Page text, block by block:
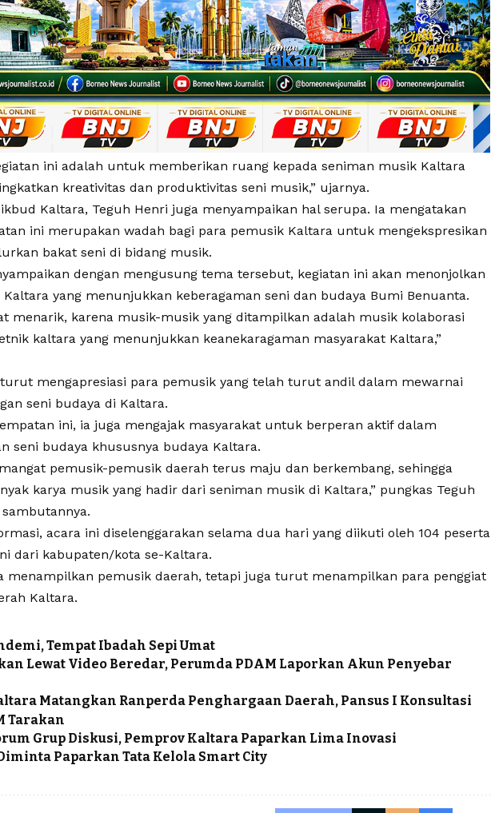
ini adalah untuk memberikan ruang kepada seniman musik Kaltara
kreativitas dan produktivitas seni musik,” ujarnya.
Kaltara, Teguh Henri juga menyampaikan hal serupa. Ia mengatakan
ini merupakan wadah bagi para pemusik Kaltara untuk mengekspresikan
bakat seni di bidang musik.
dengan mengusung tema tersebut, kegiatan ini akan menonjolkan
yang menunjukkan keberagaman seni dan budaya Bumi Benuanta.
menarik, karena musik-musik yang ditampilkan adalah musik kolaborasi
kaltara yang menunjukkan keanekaragaman masyarakat Kaltara,”
mengapresiasi para pemusik yang telah turut andil dalam mewarnai
seni budaya di Kaltara.
ini, ia juga mengajak masyarakat untuk berperan aktif dalam
seni budaya khususnya budaya Kaltara.
pemusik-pemusik daerah terus maju dan berkembang, sehingga
karya musik yang hadir dari seniman musik di Kaltara,” pungkas Teguh
acara ini diselenggarakan selama dua hari yang diikuti oleh 104 peserta
dari kabupaten/kota se-Kaltara.
menampilkan pemusik daerah, tetapi juga turut menampilkan para penggiat
Kaltara.
Tempat Ibadah Sepi Umat
Lewat Video Beredar, Perumda PDAM Laporkan Akun Penyebar
Matangkan Ranperda Penghargaan Daerah, Pansus I Konsultasi
Tarakan
Grup Diskusi, Pemprov Kaltara Paparkan Lima Inovasi
Paparkan Tata Kelola Smart City